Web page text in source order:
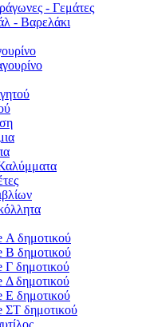
- Γεμάτες
- Βαρελάκι
Α δημοτικού
Β δημοτικού
Γ δημοτικού
Δ δημοτικού
Ε δημοτικού
ΣΤ δημοτικού